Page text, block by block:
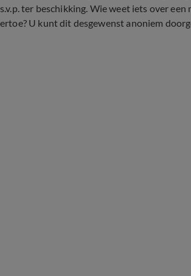
s.v.p. ter beschikking. Wie weet iets over
ertoe? U kunt dit desgewenst anoniem